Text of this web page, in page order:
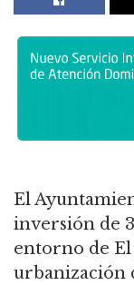
El
inversión de
entorno de El
urbanización